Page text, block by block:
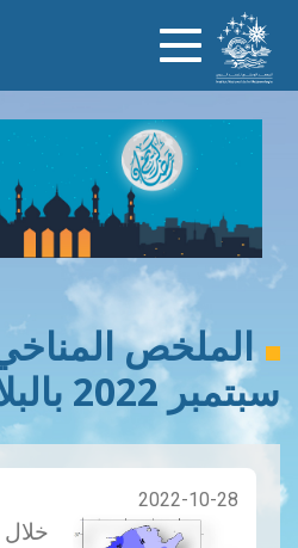
تجاوز
المحتوى
Toggle
navigation
الملخص
سبتمبر 2022 بالبلاد التونسية
2022-10-28